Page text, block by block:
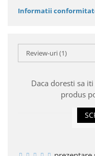
Informatii
Review-uri(1)
Daca doresti sa
produs